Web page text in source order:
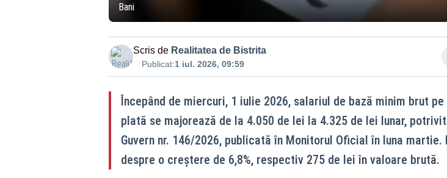
Bani
Scris de Realitatea de Bistrita
Publicat:1 iul. 2026, 09:59
Începând de miercuri, 1 iulie 2026, salariul de bază minim brut
plată se majorează de la 4.050 de lei la 4.325 de lei lunar,
Guvern nr. 146/2026, publicată în Monitorul Oficial în luna martie.
despre o creștere de 6,8%, respectiv 275 de lei în valoare brută.